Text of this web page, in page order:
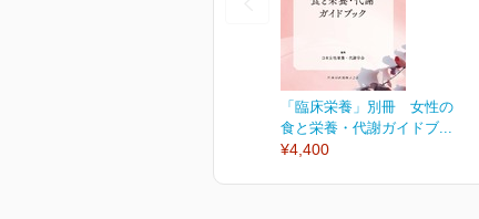
「臨床栄養」別冊 女性の
食と栄養・代謝ガイドブ...
¥4,400